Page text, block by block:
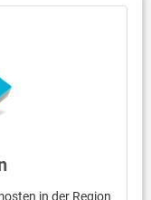
in der Region